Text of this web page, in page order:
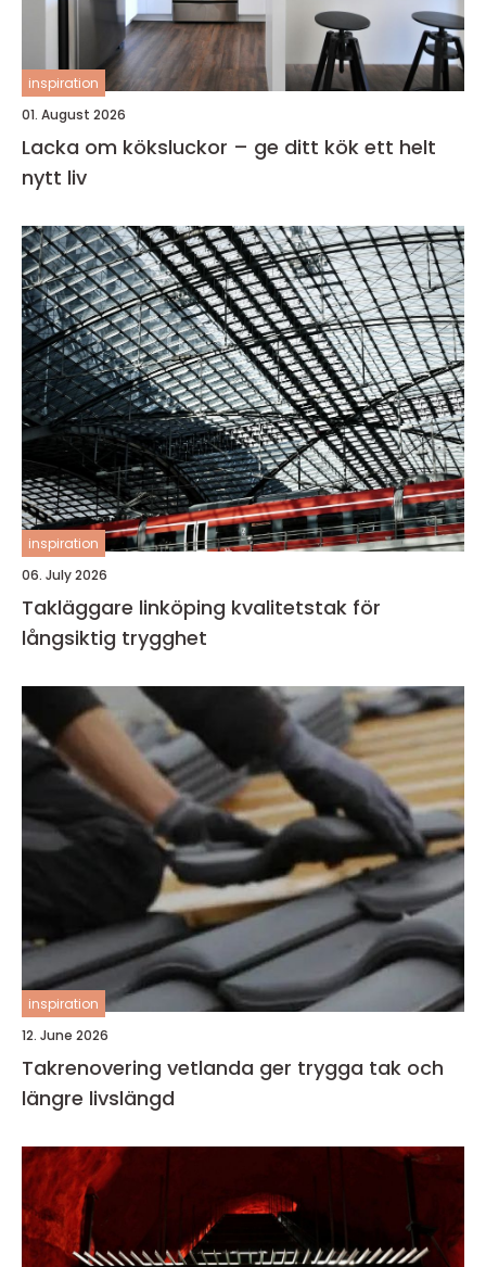
inspiration
01. August 2026
Lacka om köksluckor – ge ditt kök ett helt
nytt liv
inspiration
06. July 2026
Takläggare linköping kvalitetstak för
långsiktig trygghet
inspiration
12. June 2026
Takrenovering vetlanda ger trygga tak och
längre livslängd